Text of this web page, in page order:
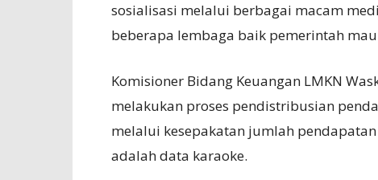
sosialisasi melalui berbagai macam
beberapa lembaga baik pemerintah
Komisioner Bidang Keuangan LMKN
melakukan proses pendistribusian
melalui kesepakatan jumlah
adalah data karaoke.